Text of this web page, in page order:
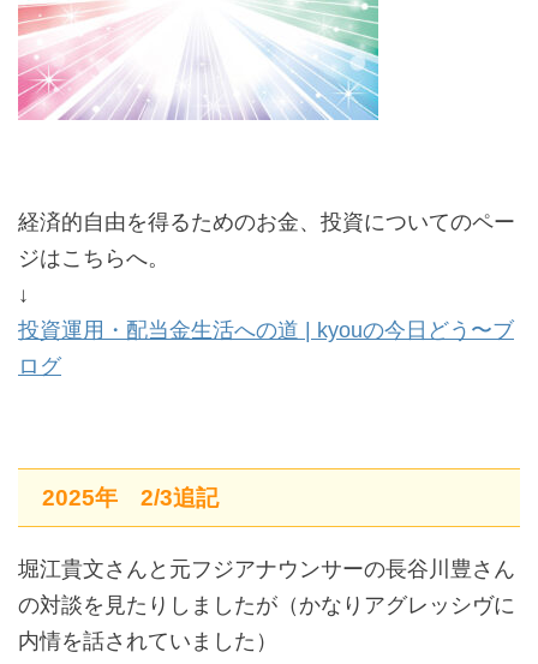
経済的自由を得るためのお金、投資についてのペー
ジはこちらへ。
↓
投資運用・配当金生活への道 | kyouの今日どう〜ブ
ログ
2025年 2/3追記
堀江貴文さんと元フジアナウンサーの長谷川豊さん
の対談を見たりしましたが（かなりアグレッシヴに
内情を話されていました）